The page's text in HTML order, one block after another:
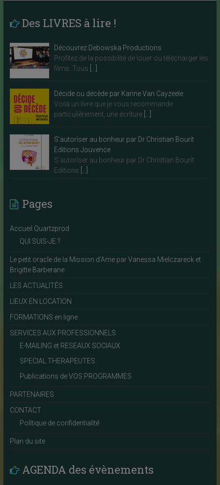
Des LIVRES à lire !
Découvrez Debowska Productions
Profitez de la possibilité de louer ou télécharger les
films. Tous
Décide ou décède par Karine Van Cayzeele
Voilà un livre que je vous recommande
particulièrement, une écriture
S’autoriser au bonheur par Dr Christian Bourit
Editions Jouvence
S’autoriser au bonheur par Dr Christian Bourit
Editions
Pages
Accueil Quartzprod
QUI SUIS-JE ?
Le petit oracle de la Mission d’Ame par Vanessa Mielczareck et
Brigitte Barberane
LES ACTUALITÉS
LIEUX EN LOCATION
FORMATIONS en ligne
SERVICES AUX PROFESSIONNELS
E-MAILING et RESEAUX SOCIAUX
SPECIAL THERAPEUTES
Publications de VOS PROGRAMMES
PARTENAIRES
CONTACT
Politique de confidentialité
Plan du site
AGENDA des évènements